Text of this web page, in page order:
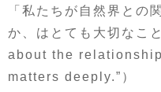
「私たちが自然界との
か、はとても大切なこ
about the
matters deeply.”）